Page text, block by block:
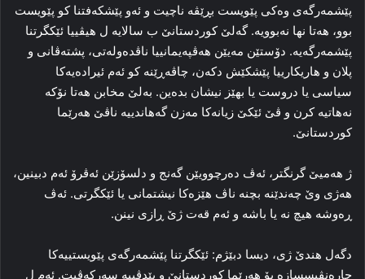
پێشمەرگەی وه‌كى پێویست بڕێڤە ناچیت و ئەو پێشکەفتنا کو پێويست
بوو، هه‌تا نها نەبوويه‌‌. گەلێ کوردستانێ ب سالايە ل هيڤييا ئێکگرتنا
پێشمەرگەیه‌. دۆستێن مەيێن هەڤپەیمانییا ناڤدەولەتی، پشتەڤانی و
پلان و هاریکارییا پێشکێش دکەن، چاڤەڕێنه‌ كو ئه‌م ئیرادەیه‌كا
سیاسی یا دروست يا بهێز نيشان بده‌ين. به‌لێ مخابن هه‌تا نۆكه‌
نه‌هاتيه‌ كرن و ڤێ ئێكێ زيانه‌كا مه‌زن گه‌هاندييه‌ ناڤێ هه‌رێما
كوردستانێ.
ژ هەمیێ گرنگتر، ئەڤ دەرچوویێن گەنج و دلسۆزێن ئەڤرۆ ئه‌م دبینین،
هەژی وێ چەندێنە بچنە ناڤ هێزەکا نيشتمانى یا ئێکگرتی. ئه‌ڤ
ڕه‌وشه‌ هيچ نه‌ يا باشه‌ و ئه‌م قه‌ت ژێ ڕازى نینن.
دگەل هندێ ژی، ديسا دبێژم: ئێكگرتنا پێشمه‌رگه‌ى پێويستييه‌كا
چاره‌نڤيسسازه‌ بۆ هه‌رێما كوردستانێ و پێدڤييه‌ سه‌ركه‌ڤيت. ئەم ل